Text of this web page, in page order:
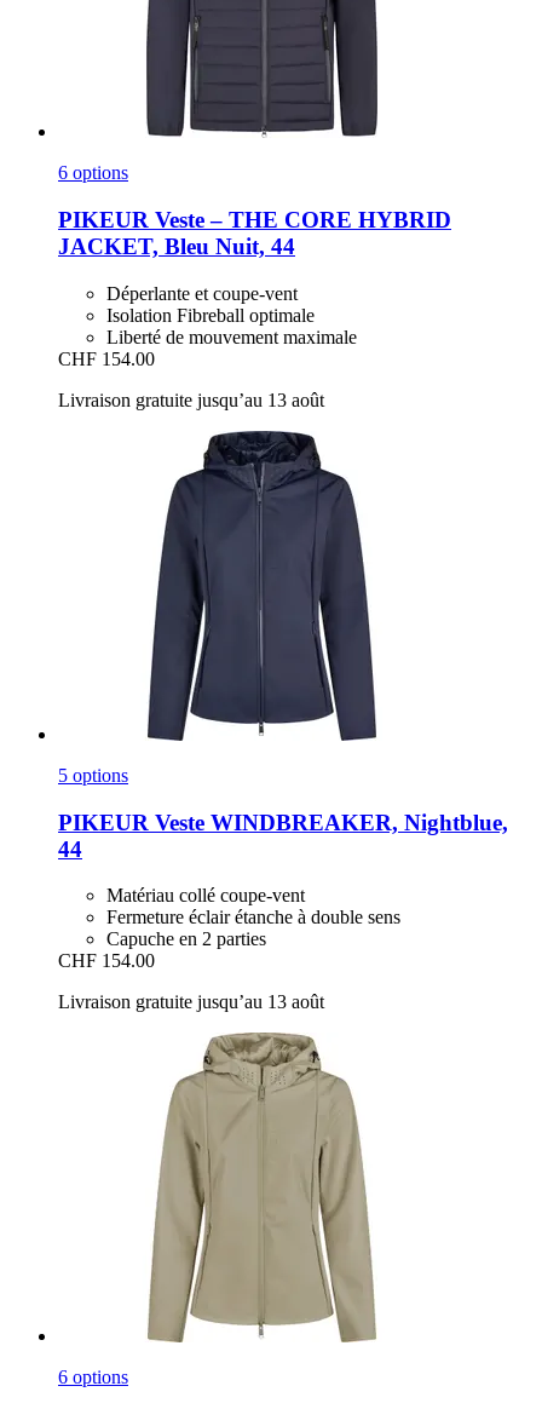
6 options
PIKEUR Veste – THE CORE HYBRID
JACKET, Bleu Nuit, 44
Déperlante et coupe-vent
Isolation Fibreball optimale
Liberté de mouvement maximale
CHF 154.00
Livraison gratuite jusqu’au 13 août
5 options
PIKEUR Veste WINDBREAKER, Nightblue,
44
Matériau collé coupe-vent
Fermeture éclair étanche à double sens
Capuche en 2 parties
CHF 154.00
Livraison gratuite jusqu’au 13 août
6 options